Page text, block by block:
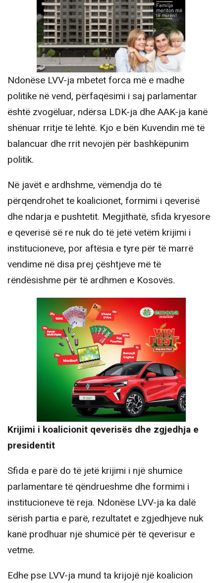
Ndonëse LVV-ja mbetet forca më e madhe
politike në vend, përfaqësimi i saj parlamentar
është zvogëluar, ndërsa LDK-ja dhe AAK-ja kanë
shënuar rritje të lehtë. Kjo e bën Kuvendin më të
balancuar dhe rrit nevojën për bashkëpunim
politik.
Në javët e ardhshme, vëmendja do të
përqendrohet te koalicionet, formimi i qeverisë
dhe ndarja e pushtetit. Megjithatë, sfida kryesore
e qeverisë së re nuk do të jetë vetëm krijimi i
institucioneve, por aftësia e tyre për të marrë
vendime në disa prej çështjeve më të
rëndësishme për të ardhmen e Kosovës.
Krijimi i koalicionit qeverisës dhe zgjedhja e
presidentit
Sfida e parë do të jetë krijimi i një shumice
parlamentare të qëndrueshme dhe formimi i
institucioneve të reja. Ndonëse LVV-ja ka dalë
sërish partia e parë, rezultatet e zgjedhjeve nuk
kanë prodhuar një shumicë për të qeverisur e
vetme.
Edhe pse LVV-ja mund ta krijojë një koalicion